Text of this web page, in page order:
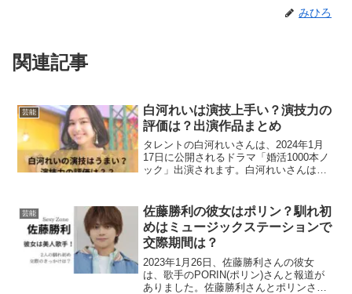
みひろ
関連記事
芸能
白河れいは演技上手い？演技力の
評価は？出演作品まとめ
タレントの白河れいさんは、2024年1月
17日に公開されるドラマ「婚活1000本ノ
ック」出演されます。白河れいさんは元
す。今回は、白河れいさんは演技上手い
の？演技力の評価...
芸能
佐藤勝利の彼女はポリン？馴れ初
めはミュージックステーションで
交際期間は？
2023年1月26日、佐藤勝利さんの彼女
は、歌手のPORIN(ポリン)さんと報道が
ありました。佐藤勝利さんとポリンさん